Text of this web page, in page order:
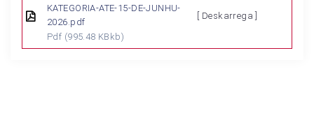
KATEGORIA-ATE-15-DE-JUNHU-
2026.pdf
Pdf (995.48 KBkb)
[ Deskarrega ]